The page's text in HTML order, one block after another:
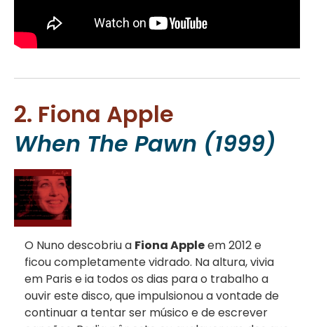
2. Fiona Apple
When The Pawn (1999)
O Nuno descobriu a Fiona Appleem 2012 e
ficou completamente vidrado. Na altura, vivia
em Paris e ia todos os dias para o trabalho a
ouvir este disco, que impulsionou a vontade de
continuar a tentar ser músico e de escrever